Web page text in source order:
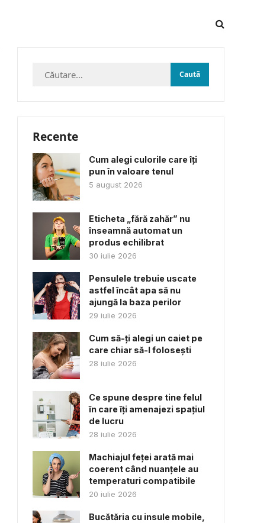
Caută
Recente
Cum alegi culorile care îți
pun în valoare tenul
5 august 2026
Eticheta „fără zahăr” nu
înseamnă automat un
produs echilibrat
30 iulie 2026
Pensulele trebuie uscate
astfel încât apa să nu
ajungă la baza perilor
29 iulie 2026
Cum să-ți alegi un caiet pe
care chiar să-l folosești
28 iulie 2026
Ce spune despre tine felul
în care îți amenajezi spațiul
de lucru
28 iulie 2026
Machiajul feței arată mai
coerent când nuanțele au
temperaturi compatibile
20 iulie 2026
Bucătăria cu insule mobile,